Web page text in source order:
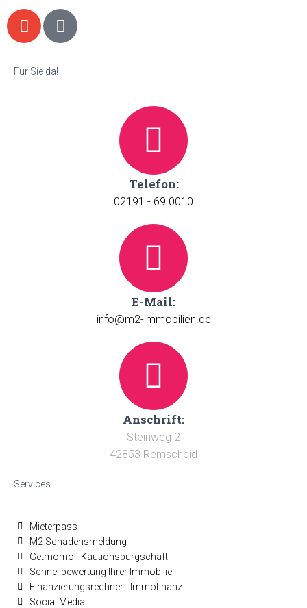
Für Sie da!
Telefon:
02191 - 69 0010
E-Mail:
info@m2-immobilien.de
Anschrift:
Steinweg 2
42853 Remscheid
Services
Mieterpass
M2 Schadensmeldung
Getmomo - Kautionsbürgschaft
Schnellbewertung Ihrer Immobilie
Finanzierungsrechner - Immofinanz
Social Media